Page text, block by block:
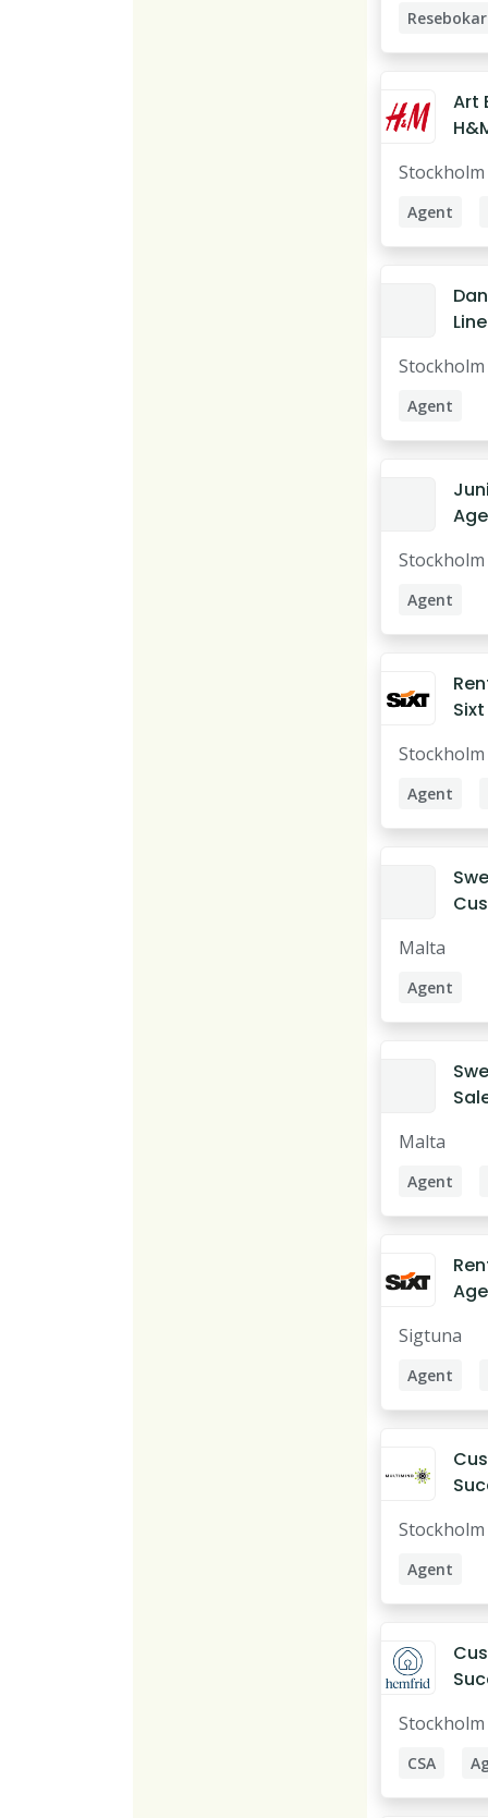
Art
Stockholm
Agent
Stockholm
Agent
Stockholm
Agent
Stockholm
Agent
Rental
Malta
Agent
Malta
Agent
Sigtuna
Agent
Sales
&
Stockholm
Agent
Stockholm
CSA